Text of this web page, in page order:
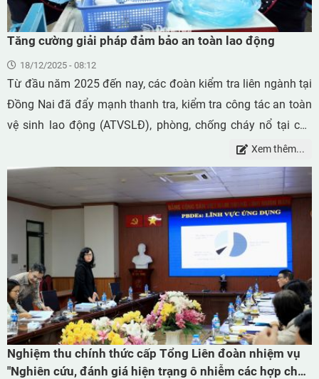
Tăng cường giải pháp đảm bảo an toàn lao động
18/12/2025 - 08:12
Từ đầu năm 2025 đến nay, các đoàn kiểm tra liên ngành tại
Đồng Nai đã đẩy mạnh thanh tra, kiểm tra công tác an toàn
vệ sinh lao động (ATVSLĐ), phòng, chống cháy nổ tại các
doanh nghiệp (DN), công trình xây dựng trên địa bàn.Xem thêm...
Nghiệm thu chính thức cấp Tổng Liên đoàn nhiệm vụ
"Nghiên cứu, đánh giá hiện trạng ô nhiễm các hợp chất